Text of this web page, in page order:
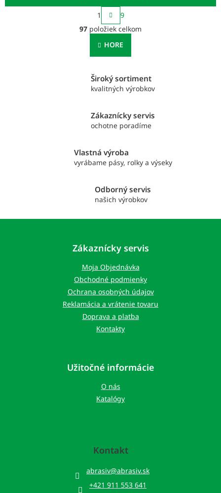
O
v
l
á
c
i
r
v
v
ý
s
u
S
t
r
á
n
o
a
n
i
1
9
97 položiek celkom
HORE
Široký sortiment
kvalitných výrobkov
Zákaznícky servis
ochotne poradíme
Vlastná výroba
vyrábame pásy, rolky a výseky
Odborný servis
našich výrobkov
Z
Zákaznícky servis
Moja Objednávka
Obchodné podmienky
Ochrana osobných údajov
Reklamácia a vrátenie tovaru
Doprava a platba
Kontakty
Užitočné informácie
O nás
Katalógy
Kontakt
abrasiv@abrasiv.sk
+421 911 553 641